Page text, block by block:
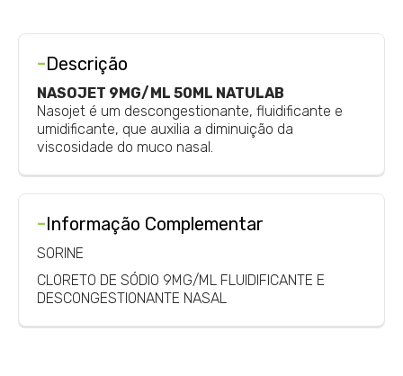
-Descrição
NASOJET 9MG/ML 50ML NATULAB
Nasojet é um descongestionante, fluidificante e
umidificante, que auxilia a diminuição da
viscosidade do muco nasal.
-Informação Complementar
SORINE
CLORETO DE SÓDIO 9MG/ML FLUIDIFICANTE E
DESCONGESTIONANTE NASAL